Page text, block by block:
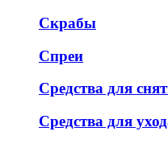
Скрабы
Спреи
Средства для
Средства для